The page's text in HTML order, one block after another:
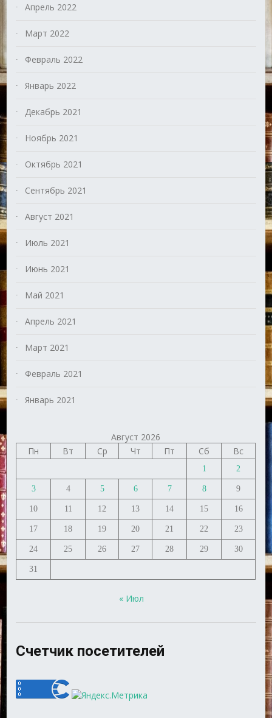
Апрель 2022
Март 2022
Февраль 2022
Январь 2022
Декабрь 2021
Ноябрь 2021
Октябрь 2021
Сентябрь 2021
Август 2021
Июль 2021
Июнь 2021
Май 2021
Апрель 2021
Март 2021
Февраль 2021
Январь 2021
Август 2026
Пн
Вт Ср Чт Пт Сб Вс
1 2
3 4 5 6 7 8 9
10 11 12 13 14 15 16
17 18 19 20 21 22 23
24 25 26 27 28 29 30
31
« Июл
Счетчик посетителей